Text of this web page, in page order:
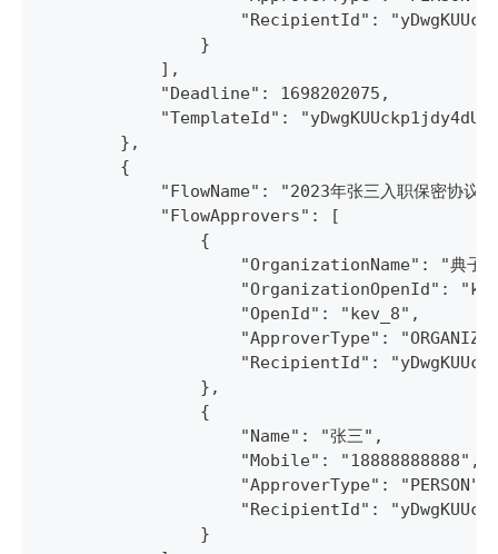
"RecipientId":
                }
            ],
            "Deadline": 1698202075,
"TemplateId":
        },
        {
"FlowName": "2023年张三入职保密协议
            "FlowApprovers": [
                {
"OrganizationName": "典子谦
"OrganizationOpenId":
                    "OpenId": "kev_8",
"ApproverType":
"RecipientId":
                },
                {
                    "Name": "张三",
                    "Mobile": "18888888888",
                    "ApproverType": "PERSON",
"RecipientId":
                }